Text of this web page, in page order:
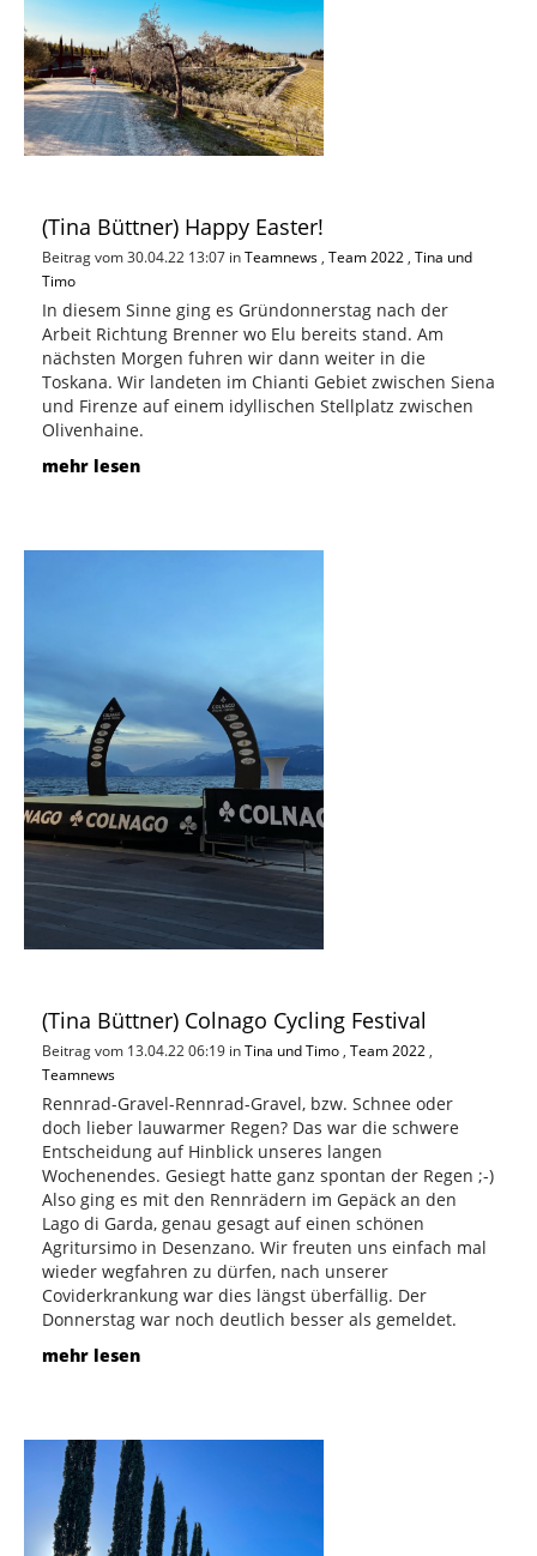
(Tina Büttner) Happy Easter!
Beitrag vom 30.04.22 13:07 inTeamnews Team 2022
Tina und
Timo
In diesem Sinne ging es Gründonnerstag nach der
Arbeit Richtung Brenner wo Elu bereits stand. Am
nächsten Morgen fuhren wir dann weiter in die
Toskana. Wir landeten im Chianti Gebiet zwischen Siena
und Firenze auf einem idyllischen Stellplatz zwischen
Olivenhaine.
mehr lesen
(Tina Büttner) Colnago Cycling Festival
Beitrag vom 13.04.22 06:19 inTina und Timo Team 2022
Teamnews
Rennrad-Gravel-Rennrad-Gravel, bzw. Schnee oder
doch lieber lauwarmer Regen? Das war die schwere
Entscheidung auf Hinblick unseres langen
Wochenendes. Gesiegt hatte ganz spontan der Regen ;-)
Also ging es mit den Rennrädern im Gepäck an den
Lago di Garda, genau gesagt auf einen schönen
Agritursimo in Desenzano. Wir freuten uns einfach mal
wieder wegfahren zu dürfen, nach unserer
Coviderkrankung war dies längst überfällig. Der
Donnerstag war noch deutlich besser als gemeldet.
mehr lesen